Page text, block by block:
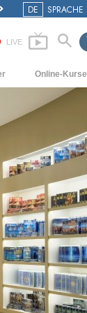
DE SPRACHE
LIVE
Bücher
Online-Kurse
löst
Daseins
des Verstehens
gefährliche Umwelt
und